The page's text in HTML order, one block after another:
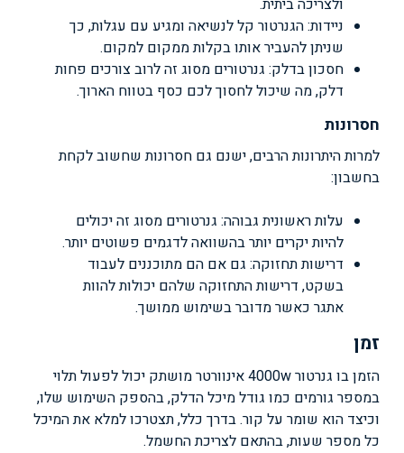
ולצריכה ביתית.
ניידות: הגנרטור קל לנשיאה ומגיע עם עגלות, כך
שניתן להעביר אותו בקלות ממקום למקום.
חסכון בדלק: גנרטורים מסוג זה לרוב צורכים פחות
דלק, מה שיכול לחסוך לכם כסף בטווח הארוך.
חסרונות
למרות היתרונות הרבים, ישנם גם חסרונות שחשוב לקחת
בחשבון:
עלות ראשונית גבוהה: גנרטורים מסוג זה יכולים
להיות יקרים יותר בהשוואה לדגמים פשוטים יותר.
דרישות תחזוקה: גם אם הם מתוכננים לעבוד
בשקט, דרישות התחזוקה שלהם יכולות להוות
אתגר כאשר מדובר בשימוש ממושך.
זמן
הזמן בו גנרטור 4000w אינוורטר מושתק יכול לפעול תלוי
במספר גורמים כמו גודל מיכל הדלק, בהספק השימוש שלו,
וכיצד הוא שומר על קור. בדרך כלל, תצטרכו למלא את המיכל
כל מספר שעות, בהתאם לצריכת החשמל.